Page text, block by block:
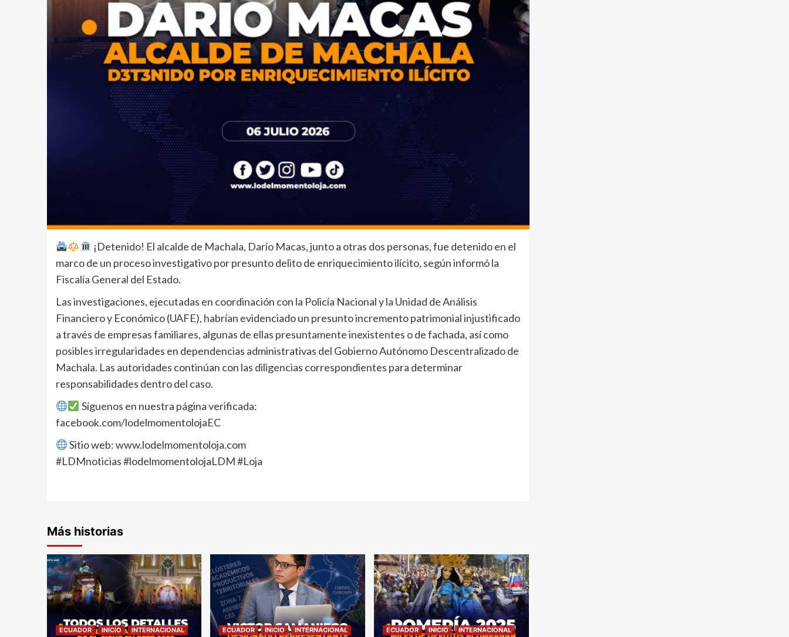
¡Detenido! El alcalde de Machala, Darío Macas, junto a otras dos personas, fue detenido en el
marco de un proceso investigativo por presunto delito de enriquecimiento ilícito, según informó la
Fiscalía General del Estado.
Las investigaciones, ejecutadas en coordinación con la Policía Nacional y la Unidad de Análisis
Financiero y Económico (UAFE), habrían evidenciado un presunto incremento patrimonial injustificado
a través de empresas familiares, algunas de ellas presuntamente inexistentes o de fachada, así como
posibles irregularidades en dependencias administrativas del Gobierno Autónomo Descentralizado de
Machala. Las autoridades continúan con las diligencias correspondientes para determinar
responsabilidades dentro del caso.
Síguenos en nuestra página verificada:
facebook.com/lodelmomentolojaEC
Sitio web: www.lodelmomentoloja.com
#LDMnoticias #lodelmomentolojaLDM #Loja
Más historias
ECUADOR INICIO
INTERNACIONAL
ECUADOR INICIO
INTERNACIONAL
ECUADOR INICIO
INTERNACIONAL